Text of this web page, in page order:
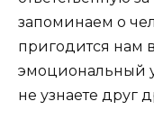
запоминаем о
пригодится нам
эмоциональный
не узнаете друг